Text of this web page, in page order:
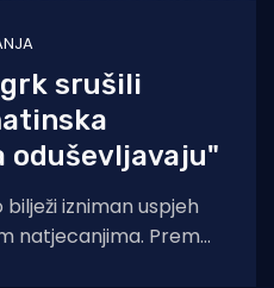
srušili
oduševljavaju"
izniman uspjeh
natjecanjima. Prema